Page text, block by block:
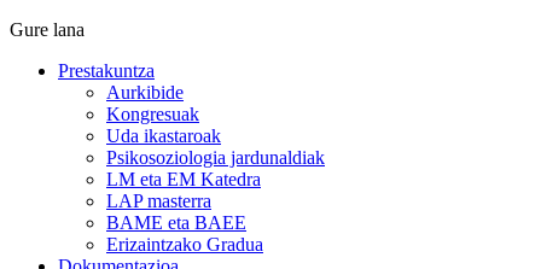
Gure lana
Prestakuntza
Aurkibide
Kongresuak
Uda ikastaroak
Psikosoziologia jardunaldiak
LM eta EM Katedra
LAP masterra
BAME eta BAEE
Erizaintzako Gradua